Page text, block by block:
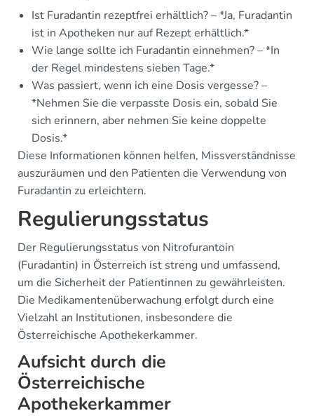
Ist Furadantin rezeptfrei erhältlich? – *Ja, Furadantin
ist in Apotheken nur auf Rezept erhältlich.*
Wie lange sollte ich Furadantin einnehmen? – *In
der Regel mindestens sieben Tage.*
Was passiert, wenn ich eine Dosis vergesse? –
*Nehmen Sie die verpasste Dosis ein, sobald Sie
sich erinnern, aber nehmen Sie keine doppelte
Dosis.*
Diese Informationen können helfen, Missverständnisse
auszuräumen und den Patienten die Verwendung von
Furadantin zu erleichtern.
Regulierungsstatus
Der Regulierungsstatus von Nitrofurantoin
(Furadantin) in Österreich ist streng und umfassend,
um die Sicherheit der Patientinnen zu gewährleisten.
Die Medikamentenüberwachung erfolgt durch eine
Vielzahl an Institutionen, insbesondere die
Österreichische Apothekerkammer.
Aufsicht durch die
Österreichische
Apothekerkammer